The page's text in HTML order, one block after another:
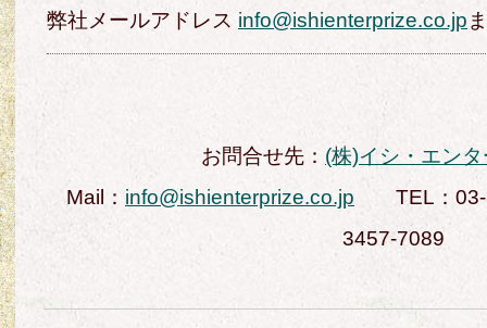
弊社メールアドレス info@ishienterprize.co.jp
お問合せ先： (株)イシ・エン
Mail： info@ishienterprize.co.jp TEL：03-
3457-7089